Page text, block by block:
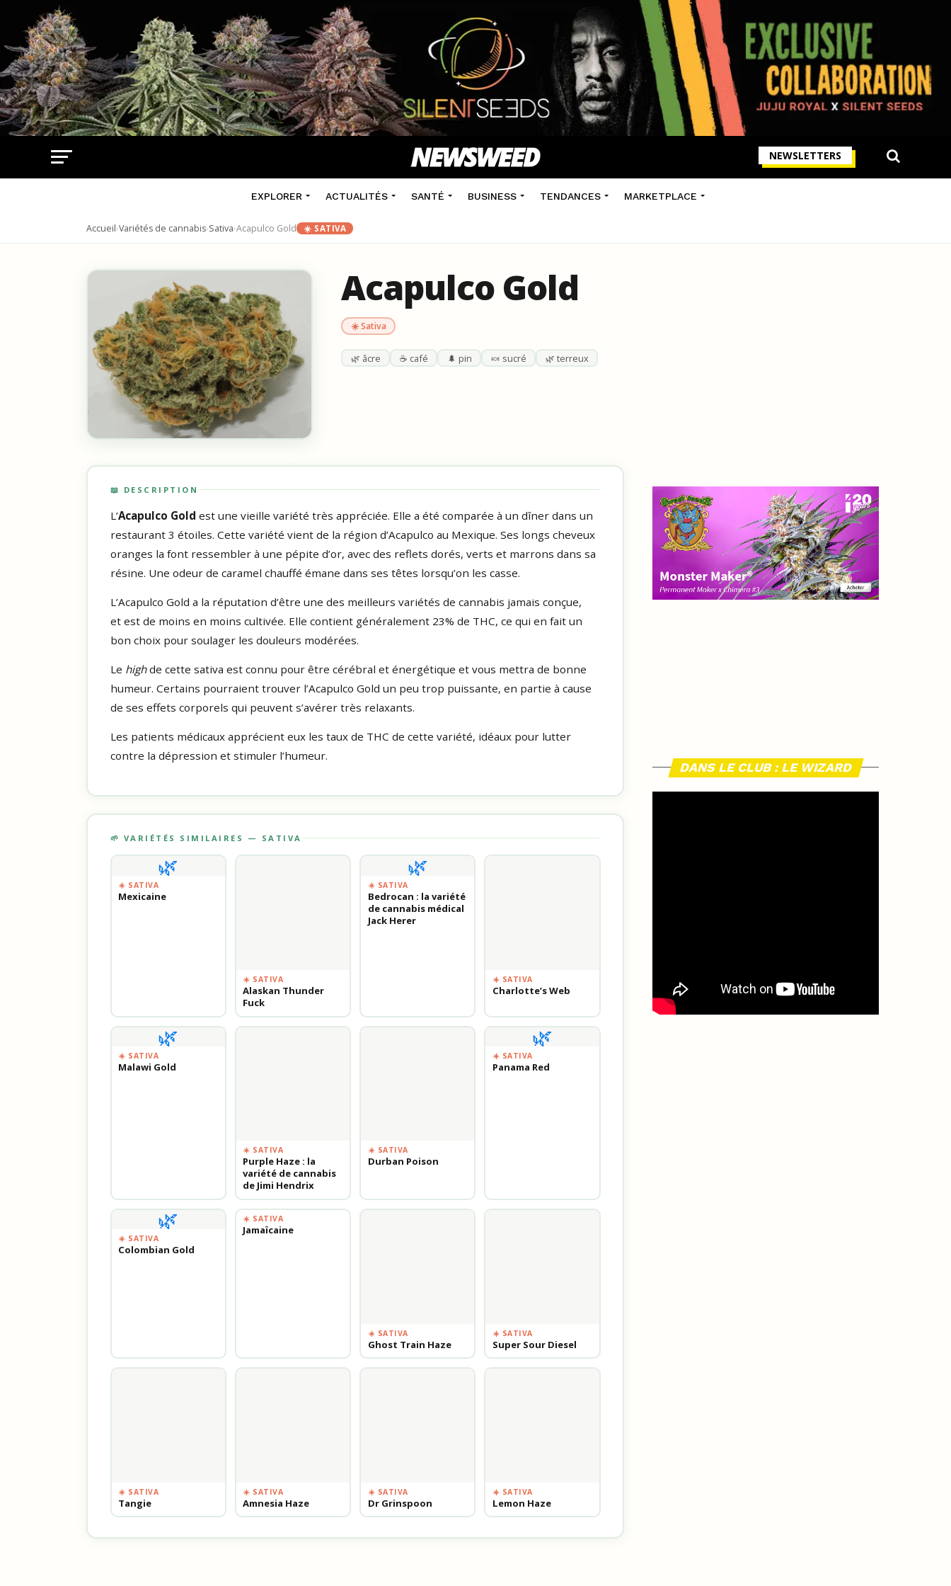
NEWSLETTERS
EXPLORER ACTUALITÉS SANTÉ BUSINESS TENDANCES MARKETPLACE
Accueil›Variétés de cannabis›Sativa›Acapulco Gold ☀️ SATIVA
Acapulco Gold
☀️ Sativa
🌿 âcre ☕ café 🌲 pin 🍬 sucré 🌿 terreux
📖 DESCRIPTION
L’Acapulco Gold est une vieille variété très appréciée. Elle a été comparée à un dîner dans un
restaurant 3 étoiles. Cette variété vient de la région d’Acapulco au Mexique. Ses longs cheveux
oranges la font ressembler à une pépite d’or, avec des reflets dorés, verts et marrons dans sa
résine. Une odeur de caramel chauffé émane dans ses têtes lorsqu’on les casse.
L’Acapulco Gold a la réputation d’être une des meilleurs variétés de cannabis jamais conçue,
et est de moins en moins cultivée. Elle contient généralement 23% de THC, ce qui en fait un
bon choix pour soulager les douleurs modérées.
Le highde cette sativa est connu pour être cérébral et énergétique et vous mettra de bonne
humeur. Certains pourraient trouver l’Acapulco Gold un peu trop puissante, en partie à cause
de ses effets corporels qui peuvent s’avérer très relaxants.
Les patients médicaux apprécient eux les taux de THC de cette variété, idéaux pour lutter
contre la dépression et stimuler l’humeur.
🌱 VARIÉTÉS SIMILAIRES — SATIVA
🌿
☀️ SATIVA
Mexicaine
☀️ SATIVA
Alaskan Thunder
Fuck
🌿
☀️ SATIVA
Bedrocan : la variété
de cannabis médical
Jack Herer
☀️ SATIVA
Charlotte’s Web
🌿
☀️ SATIVA
Malawi Gold
☀️ SATIVA
Purple Haze : la
variété de cannabis
de Jimi Hendrix
☀️ SATIVA
Durban Poison
🌿
☀️ SATIVA
Panama Red
🌿
☀️ SATIVA
Colombian Gold
☀️ SATIVA
Jamaïcaine
☀️ SATIVA
Ghost Train Haze
☀️ SATIVA
Super Sour Diesel
☀️ SATIVA
Tangie
☀️ SATIVA
Amnesia Haze
☀️ SATIVA
Dr Grinspoon
☀️ SATIVA
Lemon Haze
DANS LE CLUB : LE WIZARD